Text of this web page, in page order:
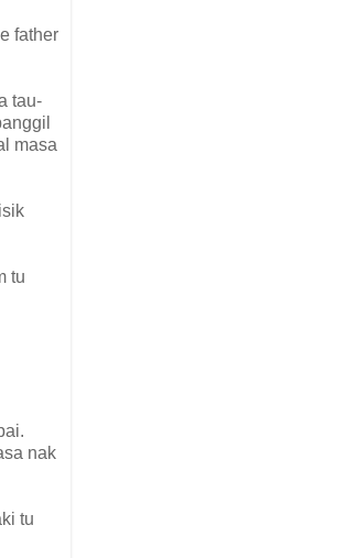
father
tau-
masa
tu
nak
tu